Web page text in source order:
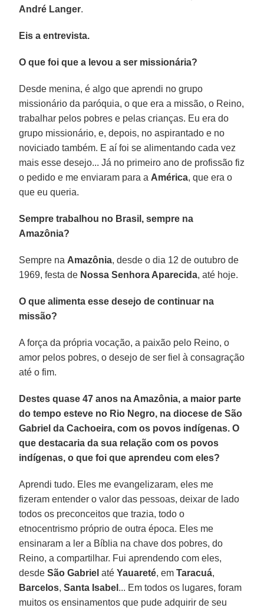
André Langer.
Eis a entrevista.
O que foi que a levou a ser missionária?
Desde menina, é algo que aprendi no grupo
missionário da paróquia, o que era a missão, o Reino,
trabalhar pelos pobres e pelas crianças. Eu era do
grupo missionário, e, depois, no aspirantado e no
noviciado também. E aí foi se alimentando cada vez
mais esse desejo... Já no primeiro ano de profissão fiz
o pedido e me enviaram para a América, que era o
que eu queria.
Sempre trabalhou no Brasil, sempre na
Amazônia?
Sempre na Amazônia, desde o dia 12 de outubro de
1969, festa de Nossa Senhora Aparecida, até hoje.
O que alimenta esse desejo de continuar na
missão?
A força da própria vocação, a paixão pelo Reino, o
amor pelos pobres, o desejo de ser fiel à consagração
até o fim.
Destes quase 47 anos na Amazônia, a maior parte
do tempo esteve no Rio Negro, na diocese de São
Gabriel da Cachoeira, com os povos indígenas. O
que destacaria da sua relação com os povos
indígenas, o que foi que aprendeu com eles?
Aprendi tudo. Eles me evangelizaram, eles me
fizeram entender o valor das pessoas, deixar de lado
todos os preconceitos que trazia, todo o
etnocentrismo próprio de outra época. Eles me
ensinaram a ler a Bíblia na chave dos pobres, do
Reino, a compartilhar. Fui aprendendo com eles,
desdeSão Gabriel atéYauareté, emTaracuá,
Barcelos,Santa Isabel ... Em todos os lugares, foram
muitos os ensinamentos que pude adquirir de seu